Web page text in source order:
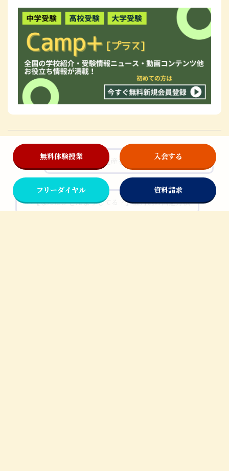
世界史から世界遺産を学ぼう！ 四大文明編
<<【なんだかどんよりしてる？】五月病の回避方法
無料体験授業 入会する
フリーダイヤル 資料請求